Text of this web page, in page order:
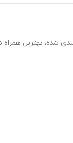
شده، بهترین همراه